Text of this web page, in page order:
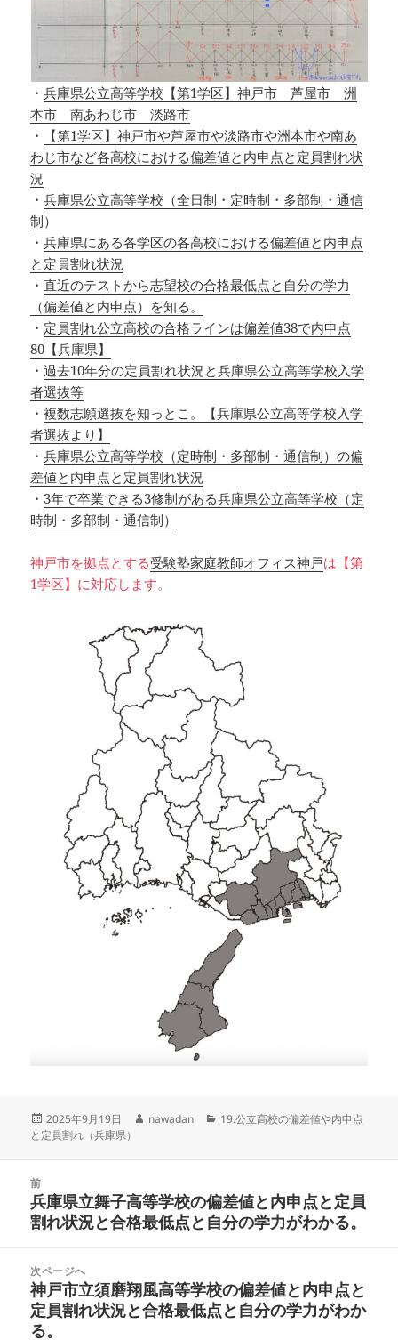
・兵庫県公立高等学校【第1学区】神戸市 芦屋市 洲
本市 南あわじ市 淡路市
・
【第1学区】神戸市や芦屋市や淡路市や洲本市や南あ
わじ市など各高校における偏差値と内申点と定員割れ状
況
・兵庫県公立高等学校（全日制・定時制・多部制・通信
制）
・兵庫県にある各学区の各高校における偏差値と内申点
と定員割れ状況
・直近のテストから志望校の合格最低点と自分の学力
（偏差値と内申点）を知る。
・ 定員割れ公立高校の合格ラインは偏差値38で内申点
80【兵庫県】
・過去10年分の定員割れ状況と兵庫県公立高等学校入学
者選抜等
・複数志願選抜を知っとこ。【兵庫県公立高等学校入学
者選抜より】
・兵庫県公立高等学校（定時制・多部制・通信制）の偏
差値と内申点と定員割れ状況
・ 3年で卒業できる3修制がある兵庫県公立高等学校（定
時制・多部制・通信制）
神戸市を拠点とする受験塾家庭教師オフィス神戸は【第
1学区】に対応します。
投
稿
2025年9月19日
作
nawadan
カ
19.公立高校の偏差値や内申点
と定員割れ（兵庫県）
前
前
の
稿:
兵庫県立舞子高等学校の偏差値と内申点と定員
割れ状況と合格最低点と自分の学力がわかる。
次ページへ
次
の
投
神戸市立須磨翔風高等学校の偏差値と内申点と
定員割れ状況と合格最低点と自分の学力がわか
る。